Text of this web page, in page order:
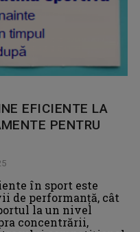
EFICIENTE LA
PENTRU
în sport este
de performanță, cât
la un nivel
concentrării,